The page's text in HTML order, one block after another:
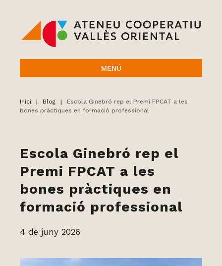
MENÚ
Inici | Blog |
Escola Ginebró rep el Premi FPCAT a les
bones pràctiques en formació professional
Escola Ginebró rep el
Premi FPCAT a les
bones pràctiques en
formació professional
4 de juny 2026